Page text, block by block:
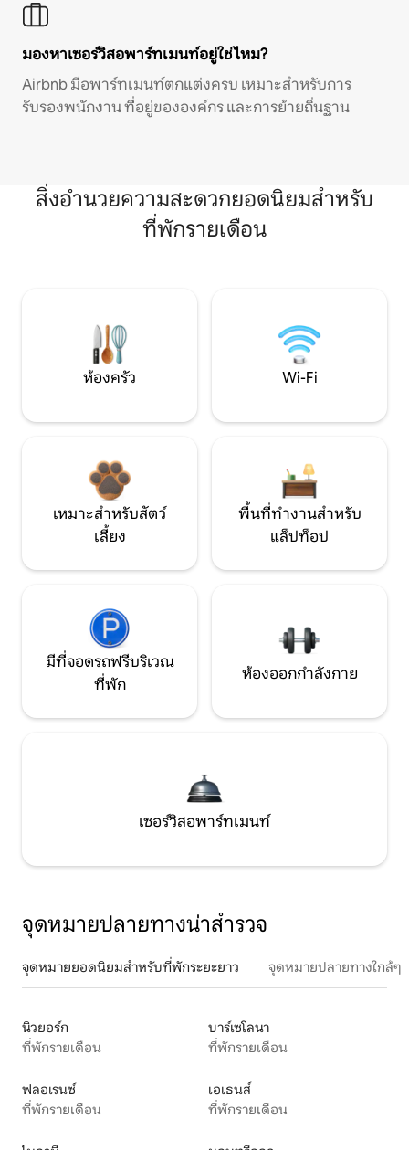
มองหาเซอร์วิสอพาร์ทเมนท์อยู่ใช่ไหม?
Airbnb มีอพาร์ทเมนท์ตกแต่งครบ เหมาะสำหรับการ
รับรองพนักงาน ที่อยู่ขององค์กร และการย้ายถิ่นฐาน
สิ่งอำนวยความสะดวกยอดนิยมสำหรับ
ที่พักรายเดือน
ห้องครัว Wi-Fi
เหมาะสำหรับสัตว์
เลี้ยง
พื้นที่ทำงานสำหรับ
แล็ปท็อป
มีที่จอดรถฟรีบริเวณ
ที่พัก
ห้องออกกำลังกาย
เซอร์วิสอพาร์ทเมนท์
จุดหมายปลายทางน่าสำรวจ
จุดหมายยอดนิยมสำหรับที่พักระยะยาว จุดหมายปลายทางใกล้ๆ
นิวยอร์ก
ที่พักรายเดือน
บาร์เซโลนา
ที่พักรายเดือน
ฟลอเรนซ์
ที่พักรายเดือน
เอเธนส์
ที่พักรายเดือน